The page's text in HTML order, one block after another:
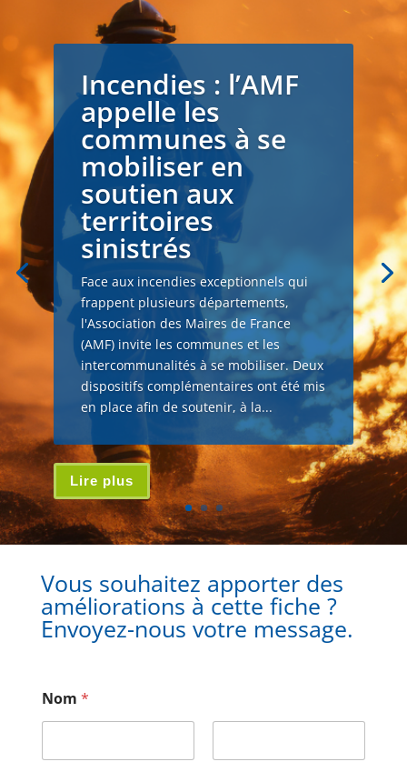
Incendies : l’AMF
appelle les
communes à se
mobiliser en
soutien aux
territoires
sinistrés
Face aux incendies exceptionnels qui
frappent plusieurs départements,
l'Association des Maires de France
(AMF) invite les communes et les
intercommunalités à se mobiliser. Deux
dispositifs complémentaires ont été mis
en place afin de soutenir, à la...
Lire plus
Vous souhaitez apporter des
améliorations à cette fiche ?
Envoyez-nous votre message.
Nom *